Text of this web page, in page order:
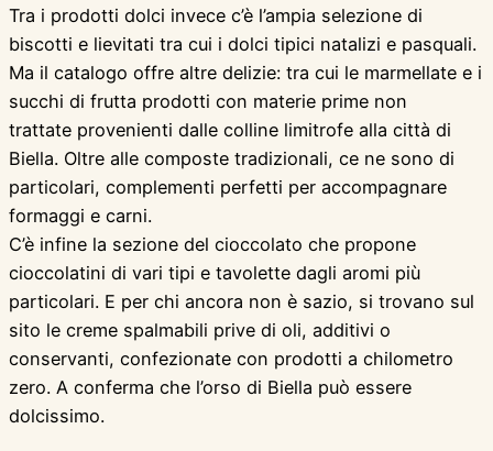
Tra i prodotti dolci invece c’è l’ampia selezione di
biscotti e lievitati tra cui i dolci tipici natalizi e pasquali.
Ma il catalogo offre altre delizie: tra cui le marmellate e i
succhi di frutta prodotti con materie prime non
trattate provenienti dalle colline limitrofe alla città di
Biella. Oltre alle composte tradizionali, ce ne sono di
particolari, complementi perfetti per accompagnare
formaggi e carni.
C’è infine la sezione del cioccolato che propone
cioccolatini di vari tipi e tavolette dagli aromi più
particolari. E per chi ancora non è sazio, si trovano sul
sito le creme spalmabili prive di oli, additivi o
conservanti, confezionate con prodotti a chilometro
zero. A conferma che l’orso di Biella può essere
dolcissimo.